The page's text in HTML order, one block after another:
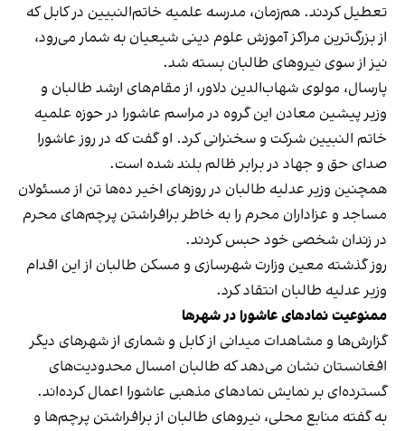
تعطیل کردند. هم‌زمان، مدرسه علمیه خاتم‌النبیین در کابل که
از بزرگ‌ترین مراکز آموزش علوم دینی شیعیان به شمار می‌رود،
نیز از سوی نیروهای طالبان بسته شد.
پارسال، مولوی شهاب‌الدین دلاور، از مقام‌های ارشد طالبان و
وزیر پیشین معادن این گروه در مراسم عاشورا در حوزه علمیه
خاتم النبیین شرکت و سخنرانی کرد. او گفت که در روز عاشورا
صدای حق و جهاد در برابر ظالم بلند شده است.
همچنین وزیر عدلیه طالبان در روزهای اخیر ده‌ها تن از مسئولان
مساجد و عزاداران محرم را به خاطر برافراشتن پرچم‌های محرم
در زندان شخصی خود حبس کردند.
روز گذشته معین وزارت شهرسازی و مسکن طالبان از این اقدام
وزیر عدلیه طالبان انتقاد کرد.
ممنوعیت نمادهای عاشورا در شهرها
گزارش‌ها و مشاهدات میدانی از کابل و شماری از شهرهای دیگر
افغانستان نشان می‌دهد که طالبان امسال محدودیت‌های
گسترده‌ای بر نمایش نمادهای مذهبی عاشورا اعمال کرده‌اند.
به گفته منابع محلی، نیروهای طالبان از برافراشتن پرچم‌ها و